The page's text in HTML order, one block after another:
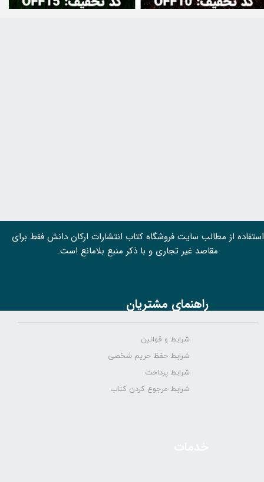
استفاده از مطالب سايت فروشگاه کتاب انتشارات ارکان دانش فقط برای
مقاصد غیر تجاری و با ذکر منبع بلامانع است.
راهنمای مشتریان
شرایط و قوانین
شرایط حفظ حریم شخصی
شرایط پرداخت
شرایط مرجوع کردن کتاب